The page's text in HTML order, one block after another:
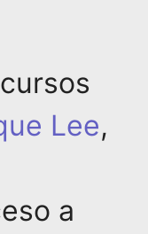
Lee,
a